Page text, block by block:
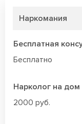
Наркомания
Бесплатная
Бесплатно
Нарколог на дом
2000 руб.